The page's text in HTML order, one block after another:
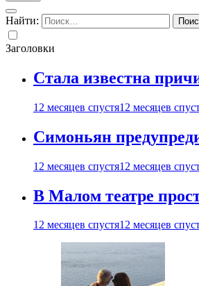
Найти:
Заголовки
Стала известна
12 месяцев спустя12 месяцев
Симоньян
12 месяцев спустя12 месяцев
В Малом театре
12 месяцев спустя12 месяцев